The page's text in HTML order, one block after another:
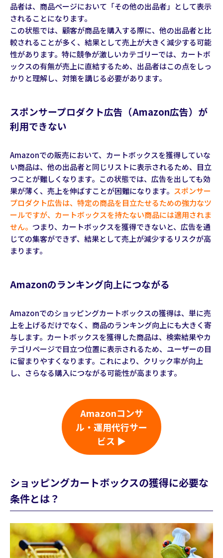
品者は、商品ページにおいて「その他の出品者」として表示
されることになります。
この状態では、顧客が商品を購入する際に、他の出品者と比
較されることが多く、結果として売上が大きく減少する可能
性があります。特に競争が激しいカテゴリーでは、カートボ
ックスの有無が売上に直結するため、出品者はこの点をしっ
かりと理解し、対策を講じる必要があります。
スポンサープロダクト広告（Amazon広告）が
利用できない
Amazonでの販売において、カートボックスを獲得していな
い商品は、他の出品者と同じリストに表示されるため、目立
つことが難しくなります。この状態では、広告を出しても効
果が薄く、売上を伸ばすことが困難になります。 スポンサー
プロダクト広告は、特定の商品を目立たせるための強力なツ
ールですが、カートボックスを持たない商品には適用されま
せん。 つまり、カートボックスを獲得できないと、広告を通
じての集客ができず、結果として売上が減少するリスクが高
まります。
Amazonのランキング向上につながる
Amazonでのショッピングカートボックスの獲得は、単に売
上を上げるだけでなく、商品のランキング向上にも大きく寄
与します。カートボックスを獲得した商品は、検索結果やカ
テゴリページで目立つ位置に表示されるため、ユーザーの目
に留まりやすくなります。これにより、クリック率が向上
し、さらなる購入につながる可能性が高まります。
Amazonコンサ
ル・運用代行サー
ビス ▶
ショッピングカートボックスの獲得に必要な
条件とは？